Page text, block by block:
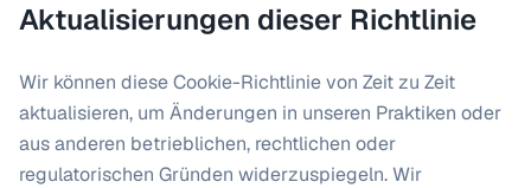
Aktualisierungen dieser Richtlinie
Wir können diese Cookie-Richtlinie von Zeit zu Zeit
aktualisieren, um Änderungen in unseren Praktiken oder
aus anderen betrieblichen, rechtlichen oder
regulatorischen Gründen widerzuspiegeln. Wir